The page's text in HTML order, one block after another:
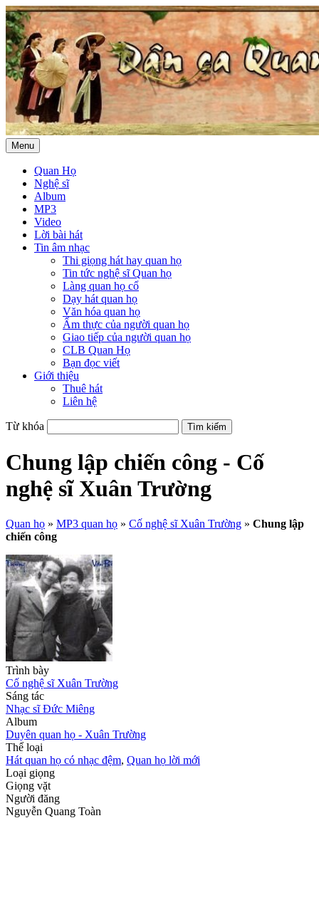
Menu
Quan Họ
Nghệ sĩ
Album
MP3
Video
Lời bài hát
Tin âm nhạc
Thi giọng hát hay quan họ
Tin tức nghệ sĩ Quan họ
Làng quan họ cổ
Dạy hát quan họ
Văn hóa quan họ
Ẩm thực của người quan họ
Giao tiếp của người quan họ
CLB Quan Họ
Bạn đọc viết
Giới thiệu
Thuê hát
Liên hệ
Từ khóa
Chung lập chiến công - Cố
nghệ sĩ Xuân Trường
Quan họ » MP3 quan họ » Cố nghệ sĩ Xuân Trường » Chung lập
chiến công
Trình bày
Cố nghệ sĩ Xuân Trường
Sáng tác
Nhạc sĩ Đức Miêng
Album
Duyên quan họ - Xuân Trường
Thể loại
Hát quan họ có nhạc đệm, Quan họ lời mới
Loại giọng
Giọng vặt
Người đăng
Nguyễn Quang Toàn